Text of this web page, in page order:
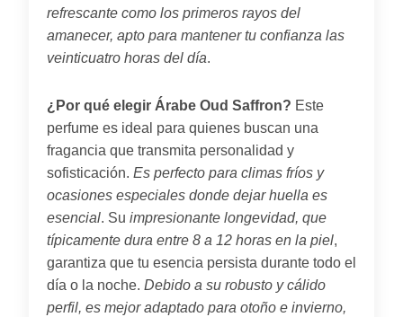
refrescante como los primeros rayos del
amanecer, apto para mantener tu confianza las
veinticuatro horas del día.
¿Por qué elegir Árabe Oud Saffron? Este
perfume es ideal para quienes buscan una
fragancia que transmita personalidad y
sofisticación. Es perfecto para climas fríos y
ocasiones especiales donde dejar huella es
esencial. Su impresionante longevidad, que
típicamente dura entre 8 a 12 horas en la piel,
garantiza que tu esencia persista durante todo el
día o la noche. Debido a su robusto y cálido
perfil, es mejor adaptado para otoño e invierno,